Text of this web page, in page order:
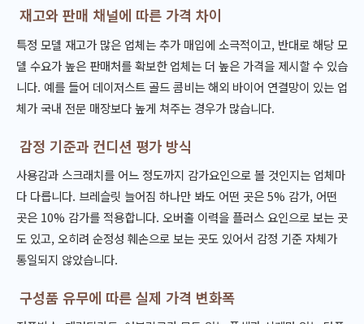
재고와 판매 채널에 따른 가격 차이
특정 모델 재고가 많은 업체는 추가 매입에 소극적이고, 반대로 해당 모
델 수요가 높은 판매처를 확보한 업체는 더 높은 가격을 제시할 수 있습
니다. 예를 들어 데이저스트 골드 콤비는 해외 바이어 연결망이 있는 업
체가 국내 전문 매장보다 높게 쳐주는 경우가 많습니다.
감정 기준과 컨디션 평가 방식
사용감과 스크래치를 어느 정도까지 감가요인으로 볼 것인지는 업체마
다 다릅니다. 브레슬릿 늘어짐 하나만 봐도 어떤 곳은 5% 감가, 어떤
곳은 10% 감가를 적용합니다. 오버홀 이력을 플러스 요인으로 보는 곳
도 있고, 오히려 순정성 훼손으로 보는 곳도 있어서 감정 기준 자체가
통일되지 않았습니다.
구성품 유무에 따른 실제 가격 변화폭